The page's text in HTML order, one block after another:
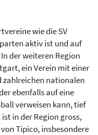
wie die SV
aktiv ist und auf
der weiteren Region
ein Verein mit einer
zahlreichen nationalen
ebenfalls auf eine
verweisen kann, tief
in der Region gross,
Tipico, insbesondere